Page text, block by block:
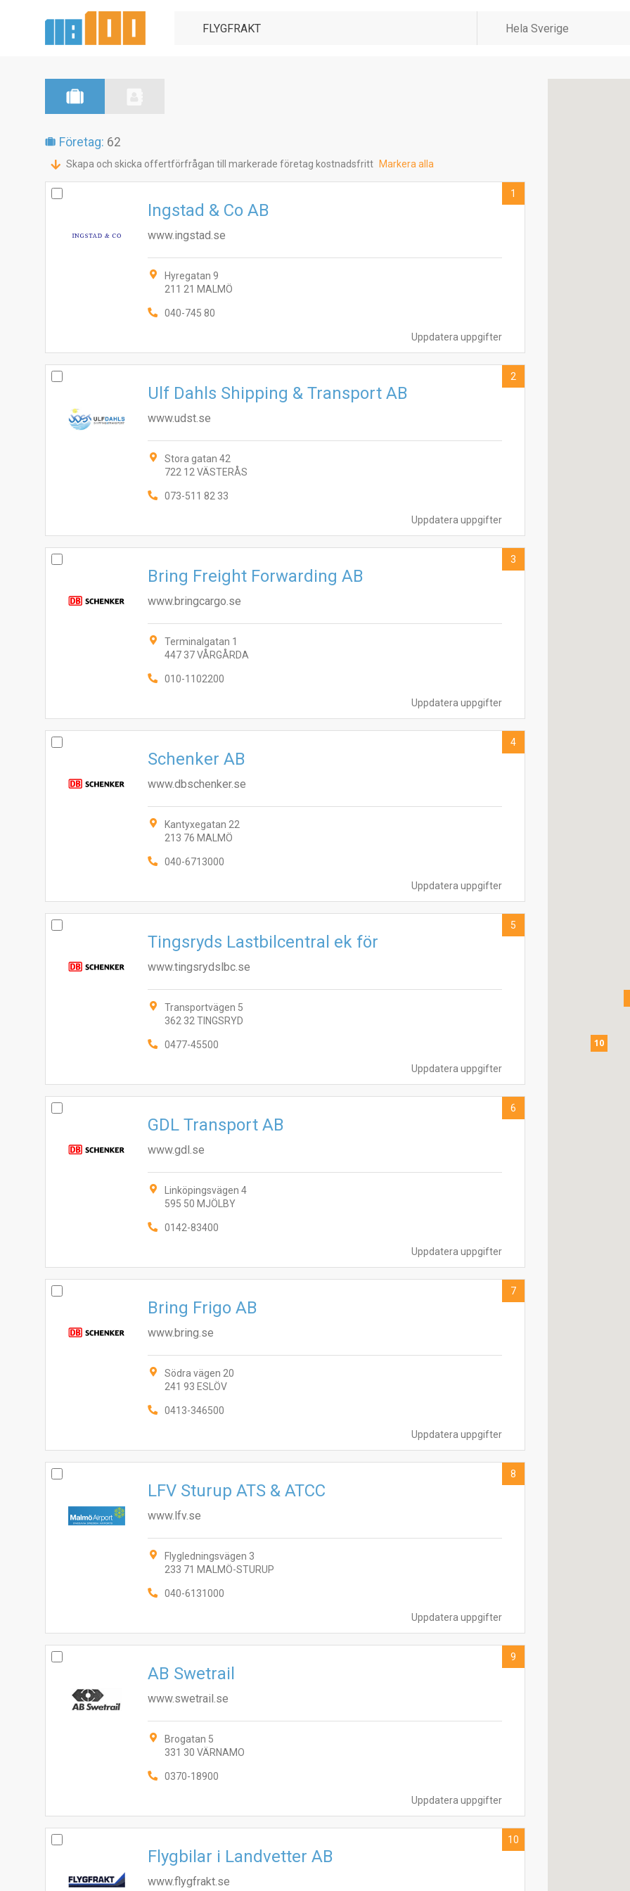
Företag: 62
Skapa och skicka offertförfrågan till markerade företag kostnadsfritt Markera alla
Uppdatera uppgifter
Ingstad & Co AB
www.ingstad.se
Hyregatan 9
211 21 MALMÖ
040-745 80
1
Uppdatera uppgifter
Ulf Dahls Shipping & Transport AB
www.udst.se
Stora gatan 42
722 12 VÄSTERÅS
073-511 82 33
2
Uppdatera uppgifter
Bring Freight Forwarding AB
www.bringcargo.se
Terminalgatan 1
447 37 VÅRGÅRDA
010-1102200
3
Uppdatera uppgifter
Schenker AB
www.dbschenker.se
Kantyxegatan 22
213 76 MALMÖ
040-6713000
4
Uppdatera uppgifter
Tingsryds Lastbilcentral ek för
www.tingsrydslbc.se
Transportvägen 5
362 32 TINGSRYD
0477-45500
5
Uppdatera uppgifter
GDL Transport AB
www.gdl.se
Linköpingsvägen 4
595 50 MJÖLBY
0142-83400
6
Uppdatera uppgifter
Bring Frigo AB
www.bring.se
Södra vägen 20
241 93 ESLÖV
0413-346500
7
Uppdatera uppgifter
LFV Sturup ATS & ATCC
www.lfv.se
Flygledningsvägen 3
233 71 MALMÖ-STURUP
040-6131000
8
Uppdatera uppgifter
AB Swetrail
www.swetrail.se
Brogatan 5
331 30 VÄRNAMO
0370-18900
9
Flygbilar i Landvetter AB
www.flygfrakt.se
10
10